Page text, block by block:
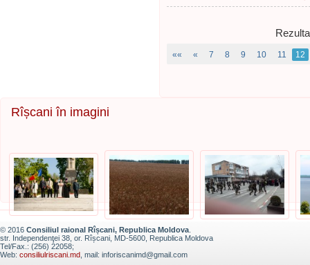
«« « 7 8 9 10 11 12
Rîșcani în imagini
© 2016 Consiliul raional Rîșcani, Republica Moldova
str. Independenţei 38, or. Rîșcani, MD-5600, Republica Moldova
Tel/Fax.: (256) 22058;
Web: consiliulriscani.md , mail: inforiscanimd@gmail.com